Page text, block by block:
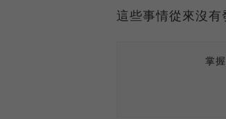
這些事情從來沒有
掌